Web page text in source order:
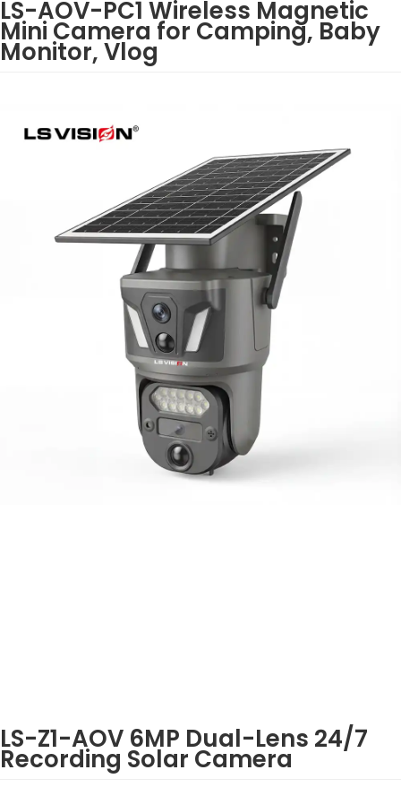
LS-AOV-PC1 Wireless Magnetic
Mini Camera for Camping, Baby
Monitor, Vlog
LS-Z1-AOV 6MP Dual-Lens 24/7
Recording Solar Camera